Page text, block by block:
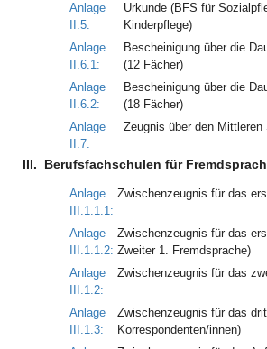
Anlage
II.5:
Urkunde (BFS für
Kinderpflege)
Anlage
II.6.1:
Bescheinigung über die
(12 Fächer)
Anlage
II.6.2:
Bescheinigung über die
(18 Fächer)
Anlage
II.7:
Zeugnis über den
III. Berufsfachschulen für
Anlage
III.1.1.1:
Zwischenzeugnis für das
Anlage
III.1.1.2:
Zwischenzeugnis für das
Zweiter 1. Fremdsprache)
Anlage
III.1.2:
Zwischenzeugnis für das
Anlage
III.1.3:
Zwischenzeugnis für das
Korrespondenten/innen)